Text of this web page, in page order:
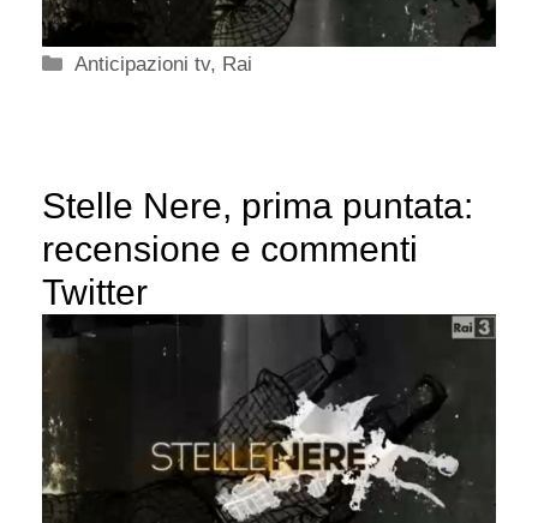
Categorie
Anticipazioni tv, Rai
Stelle Nere, prima puntata:
recensione e commenti
Twitter